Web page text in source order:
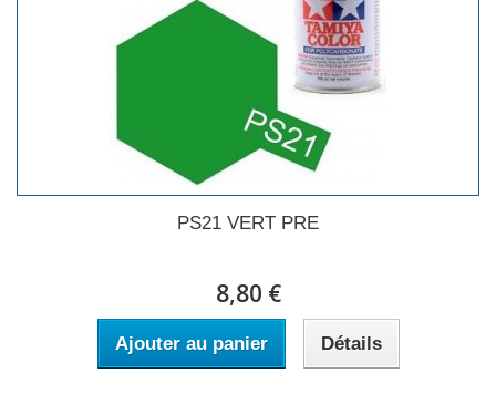
PS21 VERT PRE
8,80 €
Ajouter au panier Détails